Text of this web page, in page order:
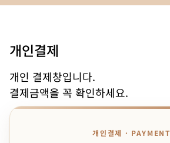
개인결제
개인 결제창입니다.
결제금액을 꼭 확인하세요.
개인결제 · PAYMENT